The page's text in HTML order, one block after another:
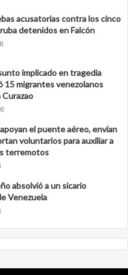
acusatorias contra los cinco
detenidos en Falcón
implicado en tragedia
15 migrantes venezolanos
el puente aéreo, envían
voluntarios para auxiliar a
terremotos
absolvió a un sicario
Venezuela